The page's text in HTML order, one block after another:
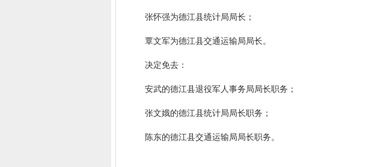
张怀强为德江县统计局局长；
覃文军为德江县交通运输局局长。
决定免去：
安武的德江县退役军人事务局局长职务；
张文娥的德江县统计局局长职务；
陈东的德江县交通运输局局长职务。